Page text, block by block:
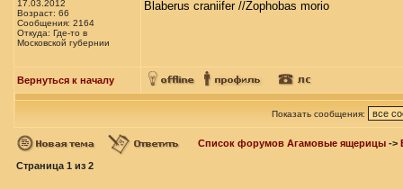
17.03.2012
Возраст: 66
Сообщения: 2164
Откуда: Где-то в
Московской губернии
Blaberus craniifer //Zophobas morio
Вернуться к началу
Показать сообщения:
Список форумов Агамовые ящерицы ->
Страница 1 из 2